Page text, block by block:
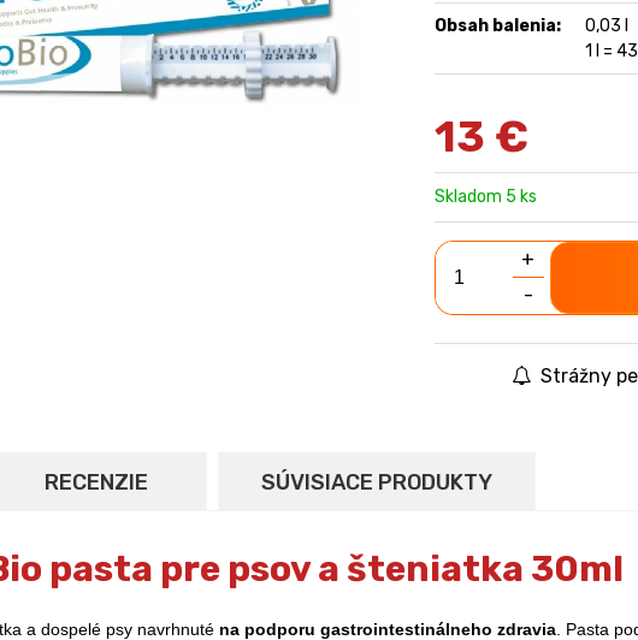
Obsah balenia:
0,03 l
1 l =
13 €
Skladom 5 ks
+
-
Strážny
RECENZIE SÚVISIACE PRODUKTY
pasta pre psov a šteniatka 30ml
a dospelé psy navrhnuté na podporu gastrointestinálneho zdravia . Pasta